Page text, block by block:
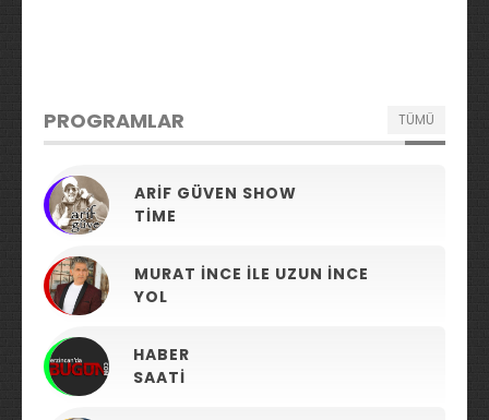
PROGRAMLAR TÜMÜ
ARIF GÜVEN SHOW
TIME
MURAT İNCE ILE UZUN İNCE
YOL
HABER
SAATI